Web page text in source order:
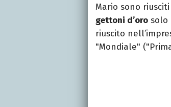
Mario sono
gettoni d’oro solo
riuscito
"Mondiale"